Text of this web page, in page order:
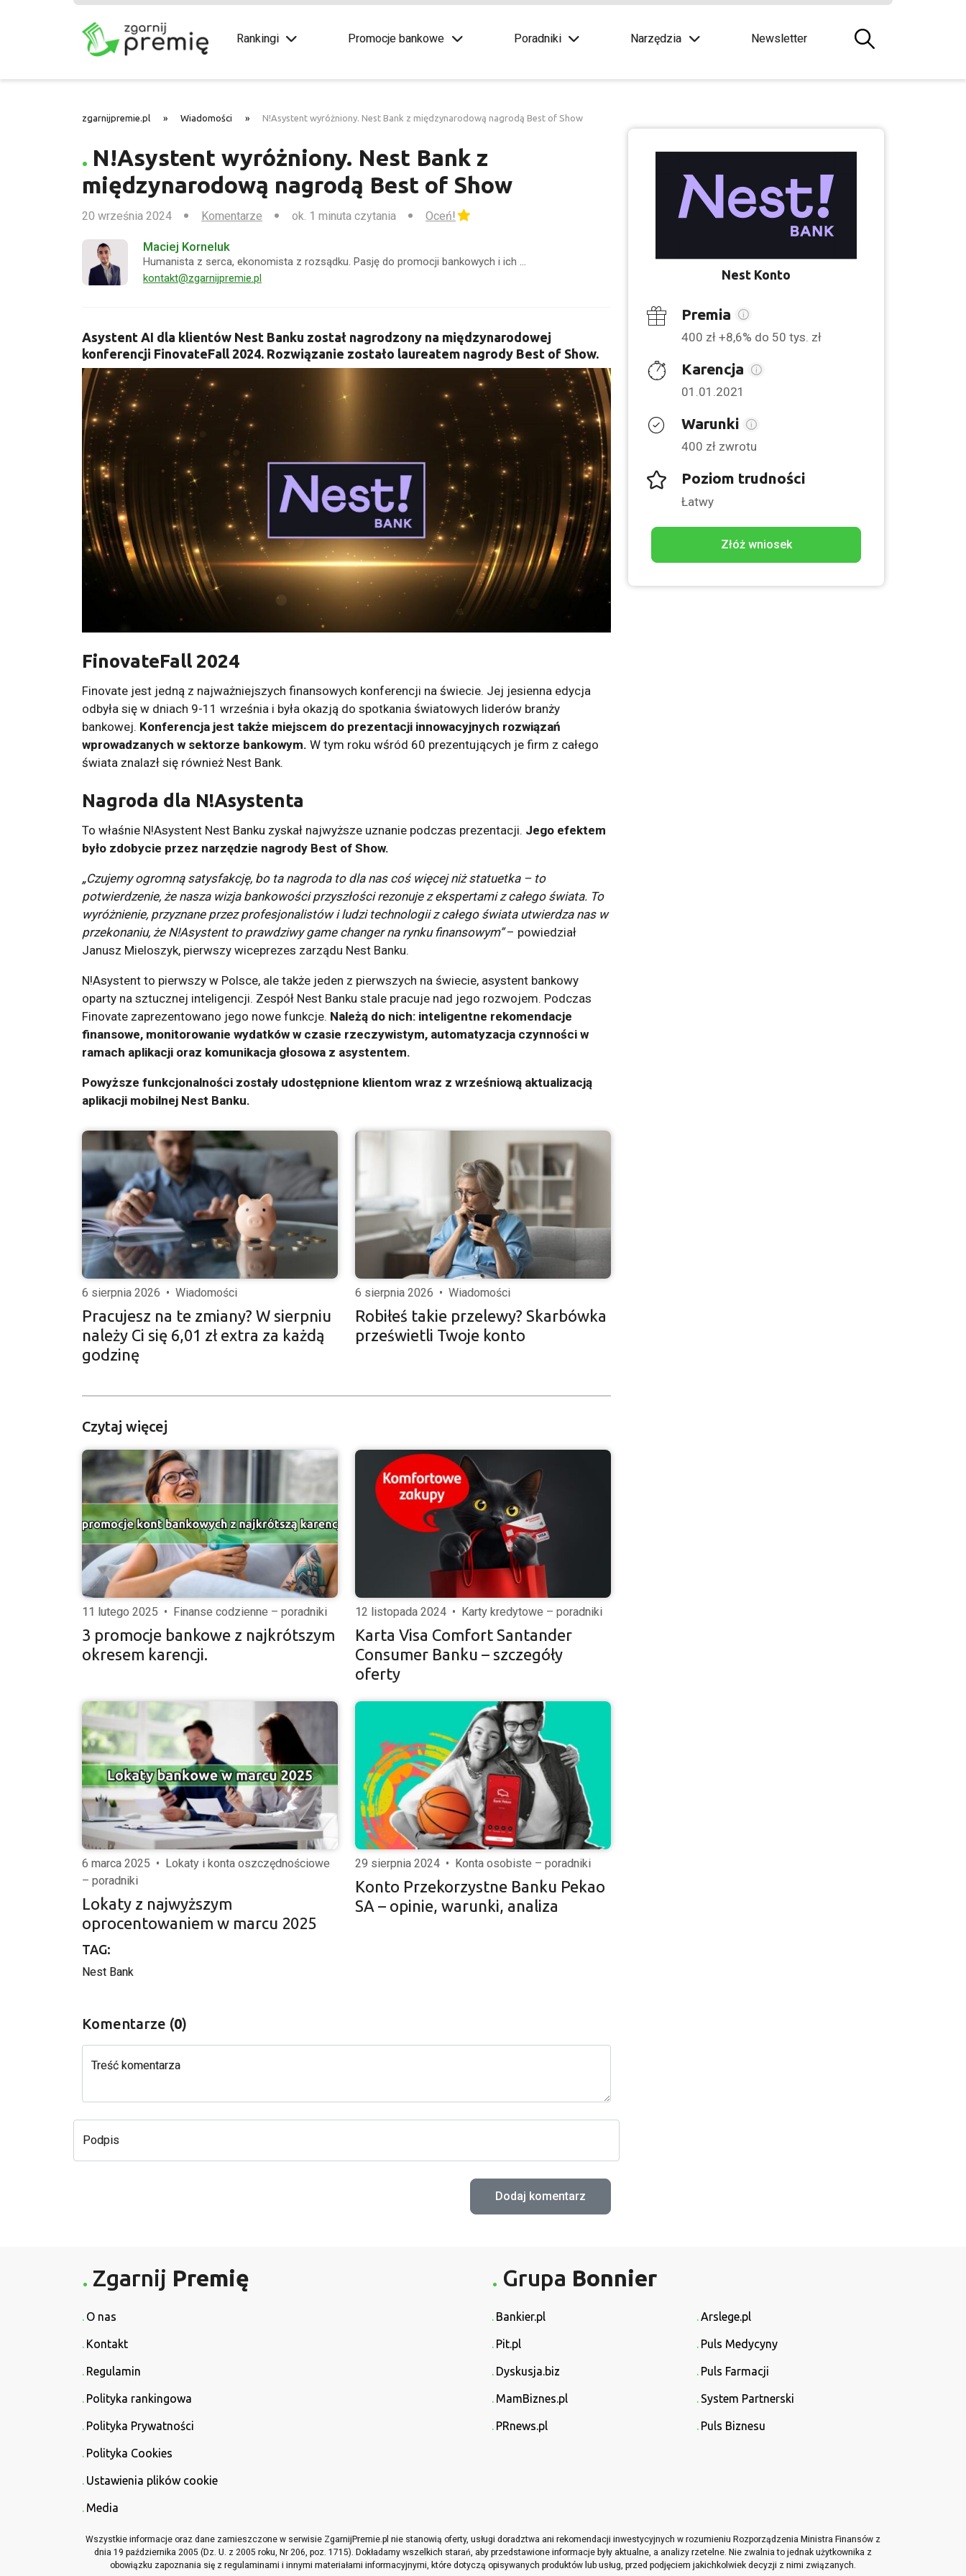
Rankingi Promocje bankowe Poradniki Narzędzia Newsletter
zgarnijpremie.pl » Wiadomości » N!Asystent wyróżniony. Nest Bank z międzynarodową nagrodą Best of Show
N!Asystent wyróżniony. Nest Bank z
międzynarodową nagrodą Best of Show
20 września 2024 Komentarze ok. 1 minuta czytania Oceń!
Maciej Korneluk
Humanista z serca, ekonomista z rozsądku. Pasję do promocji bankowych i ich …
kontakt@zgarnijpremie.pl
Asystent AI dla klientów Nest Banku został nagrodzony na międzynarodowej
konferencji FinovateFall 2024. Rozwiązanie zostało laureatem nagrody Best of Show.
FinovateFall 2024
Finovate jest jedną z najważniejszych finansowych konferencji na świecie. Jej jesienna edycja
odbyła się w dniach 9-11 września i była okazją do spotkania światowych liderów branży
bankowej. Konferencja jest także miejscem do prezentacji innowacyjnych rozwiązań
wprowadzanych w sektorze bankowym. W tym roku wśród 60 prezentujących je firm z całego
świata znalazł się również Nest Bank.
Nagroda dla N!Asystenta
To właśnie N!Asystent Nest Banku zyskał najwyższe uznanie podczas prezentacji. Jego efektem
było zdobycie przez narzędzie nagrody Best of Show.
„Czujemy ogromną satysfakcję, bo ta nagroda to dla nas coś więcej niż statuetka – to
potwierdzenie, że nasza wizja bankowości przyszłości rezonuje z ekspertami z całego świata. To
wyróżnienie, przyznane przez profesjonalistów i ludzi technologii z całego świata utwierdza nas w
przekonaniu, że N!Asystent to prawdziwy game changer na rynku finansowym”– powiedział
Janusz Mieloszyk, pierwszy wiceprezes zarządu Nest Banku.
N!Asystent to pierwszy w Polsce, ale także jeden z pierwszych na świecie, asystent bankowy
oparty na sztucznej inteligencji. Zespół Nest Banku stale pracuje nad jego rozwojem. Podczas
Finovate zaprezentowano jego nowe funkcje. Należą do nich: inteligentne rekomendacje
finansowe, monitorowanie wydatków w czasie rzeczywistym, automatyzacja czynności w
ramach aplikacji oraz komunikacja głosowa z asystentem.
Powyższe funkcjonalności zostały udostępnione klientom wraz z wrześniową aktualizacją
aplikacji mobilnej Nest Banku.
6 sierpnia 2026 • Wiadomości
Pracujesz na te zmiany? W sierpniu
należy Ci się 6,01 zł extra za każdą
godzinę
6 sierpnia 2026 • Wiadomości
Robiłeś takie przelewy? Skarbówka
prześwietli Twoje konto
Czytaj więcej
11 lutego 2025 • Finanse codzienne – poradniki
3 promocje bankowe z najkrótszym
okresem karencji.
12 listopada 2024 • Karty kredytowe – poradniki
Karta Visa Comfort Santander
Consumer Banku – szczegóły
oferty
6 marca 2025 • Lokaty i konta oszczędnościowe
– poradniki
Lokaty z najwyższym
oprocentowaniem w marcu 2025
29 sierpnia 2024 • Konta osobiste – poradniki
Konto Przekorzystne Banku Pekao
SA – opinie, warunki, analiza
TAG:
Nest Bank
Komentarze (0)
Treść komentarza
Podpis
Nest Konto
Premia
400 zł +8,6% do 50 tys. zł
Karencja
01.01.2021
Warunki
400 zł zwrotu
Poziom trudności
Łatwy
Złóż wniosek
Zgarnij Premię
O nas
Kontakt
Regulamin
Polityka rankingowa
Polityka Prywatności
Polityka Cookies
Ustawienia plików cookie
Media
Grupa Bonnier
Bankier.pl
Pit.pl
Dyskusja.biz
MamBiznes.pl
PRnews.pl
Arslege.pl
Puls Medycyny
Puls Farmacji
System Partnerski
Puls Biznesu
Wszystkie informacje oraz dane zamieszczone w serwisie ZgarnijPremie.pl nie stanowią oferty, usługi doradztwa ani rekomendacji inwestycyjnych w rozumieniu Rozporządzenia Ministra Finansów z
dnia 19 października 2005 (Dz. U. z 2005 roku, Nr 206, poz. 1715). Dokładamy wszelkich starań, aby przedstawione informacje były aktualne, a analizy rzetelne. Nie zwalnia to jednak użytkownika z
obowiązku zapoznania się z regulaminami i innymi materiałami informacyjnymi, które dotyczą opisywanych produktów lub usług, przed podjęciem jakichkolwiek decyzji z nimi związanych.